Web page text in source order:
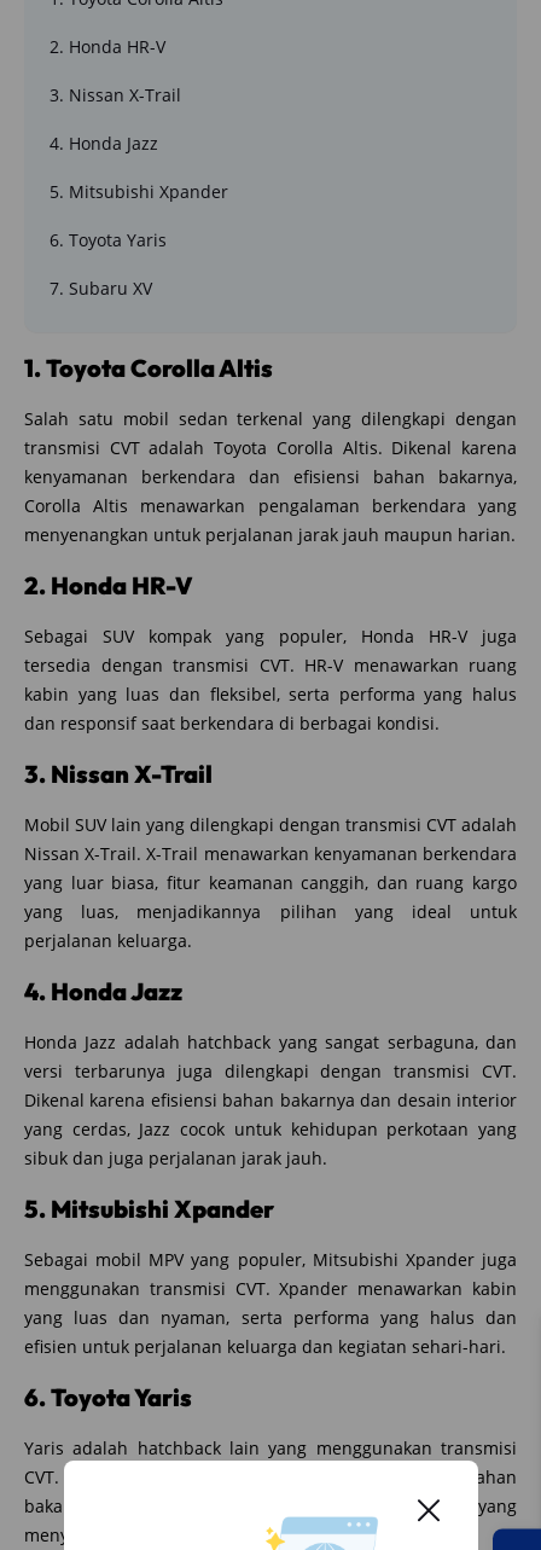
2. Honda HR-V
3. Nissan X-Trail
4. Honda Jazz
5. Mitsubishi Xpander
6. Toyota Yaris
7. Subaru XV
1. Toyota Corolla Altis
Salah satu mobil sedan terkenal yang dilengkapi dengan
transmisi CVT adalah Toyota Corolla Altis. Dikenal karena
kenyamanan berkendara dan efisiensi bahan bakarnya,
Corolla Altis menawarkan pengalaman berkendara yang
menyenangkan untuk perjalanan jarak jauh maupun harian.
2. Honda HR-V
Sebagai SUV kompak yang populer, Honda HR-V juga
tersedia dengan transmisi CVT. HR-V menawarkan ruang
kabin yang luas dan fleksibel, serta performa yang halus
dan responsif saat berkendara di berbagai kondisi.
3. Nissan X-Trail
Mobil SUV lain yang dilengkapi dengan transmisi CVT adalah
Nissan X-Trail. X-Trail menawarkan kenyamanan berkendara
yang luar biasa, fitur keamanan canggih, dan ruang kargo
yang luas, menjadikannya pilihan yang ideal untuk
perjalanan keluarga.
4. Honda Jazz
Honda Jazz adalah hatchback yang sangat serbaguna, dan
versi terbarunya juga dilengkapi dengan transmisi CVT.
Dikenal karena efisiensi bahan bakarnya dan desain interior
yang cerdas, Jazz cocok untuk kehidupan perkotaan yang
sibuk dan juga perjalanan jarak jauh.
5. Mitsubishi Xpander
Sebagai mobil MPV yang populer, Mitsubishi Xpander juga
menggunakan transmisi CVT. Xpander menawarkan kabin
yang luas dan nyaman, serta performa yang halus dan
efisien untuk perjalanan keluarga dan kegiatan sehari-hari.
6. Toyota Yaris
Yaris adalah hatchback lain yang menggunakan transmisi
CVT. Dikenal karena keandalannya dan efisiensi bahan
bakarnya, Yaris menawarkan pengalaman berkendara yang
menyenangkan dan hemat bahan bakar.